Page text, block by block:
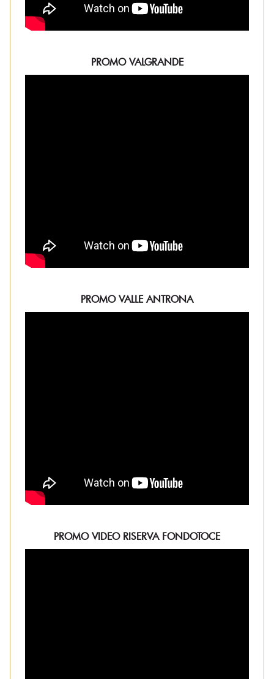
PROMO VALGRANDE
PROMO VALLE ANTRONA
PROMO VIDEO RISERVA FONDOTOCE